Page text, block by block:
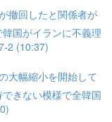
撤回したと関係者が
国がイランに不義理
2 (10:37)
大幅縮小を開始して
きない模様で全韓国